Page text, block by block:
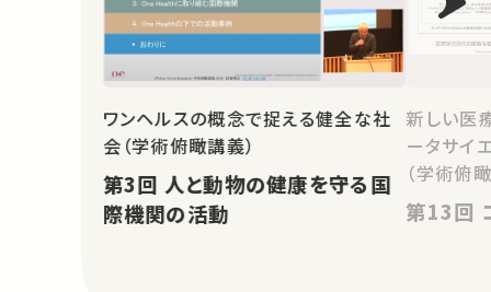
ワンヘルスの概念で捉える健全な社
会（学術俯瞰講義）
第3回 人と動物の健康を守る国
際機関の活動
新しい医
ータサイ
（学術俯